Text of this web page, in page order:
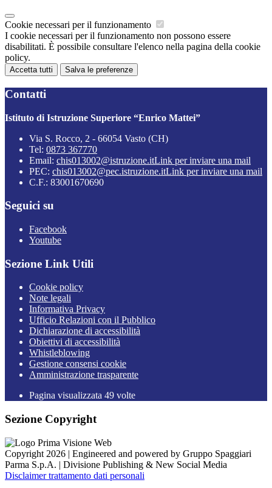
Cookie necessari per il funzionamento
I cookie necessari per il funzionamento non possono essere
disabilitati. È possibile consultare l'elenco nella pagina della cookie
policy.
Accetta tutti Salva le preferenze
Contatti
Istituto di Istruzione Superiore “Enrico Mattei”
Via S. Rocco, 2 - 66054 Vasto (CH)
Tel: 0873 367770
Email: chis013002@istruzione.itLink per inviare una mail
PEC: chis013002@pec.istruzione.itLink per inviare una mail
C.F.: 83001670690
Seguici su
Facebook
Youtube
Sezione Link Utili
Cookie policy
Note legali
Informativa Privacy
Ufficio Relazioni con il Pubblico
Dichiarazione di accessibilità
Obiettivi di accessibilità
Whistleblowing
Gestione consensi cookie
Amministrazione trasparente
Pagina visualizzata 49 volte
Sezione Copyright
Copyright 2026 | Engineered and powered by Gruppo Spaggiari
Parma S.p.A. | Divisione Publishing & New Social Media
Disclaimer trattamento dati personali